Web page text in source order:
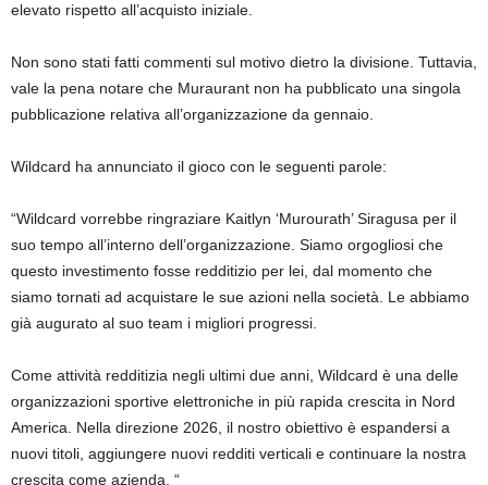
elevato rispetto all’acquisto iniziale.
Non sono stati fatti commenti sul motivo dietro la divisione. Tuttavia,
vale la pena notare che Muraurant non ha pubblicato una singola
pubblicazione relativa all’organizzazione da gennaio.
Wildcard ha annunciato il gioco con le seguenti parole:
“Wildcard vorrebbe ringraziare Kaitlyn ‘Murourath’ Siragusa per il
suo tempo all’interno dell’organizzazione. Siamo orgogliosi che
questo investimento fosse redditizio per lei, dal momento che
siamo tornati ad acquistare le sue azioni nella società. Le abbiamo
già augurato al suo team i migliori progressi.
Come attività redditizia negli ultimi due anni, Wildcard è una delle
organizzazioni sportive elettroniche in più rapida crescita in Nord
America. Nella direzione 2026, il nostro obiettivo è espandersi a
nuovi titoli, aggiungere nuovi redditi verticali e continuare la nostra
crescita come azienda. “